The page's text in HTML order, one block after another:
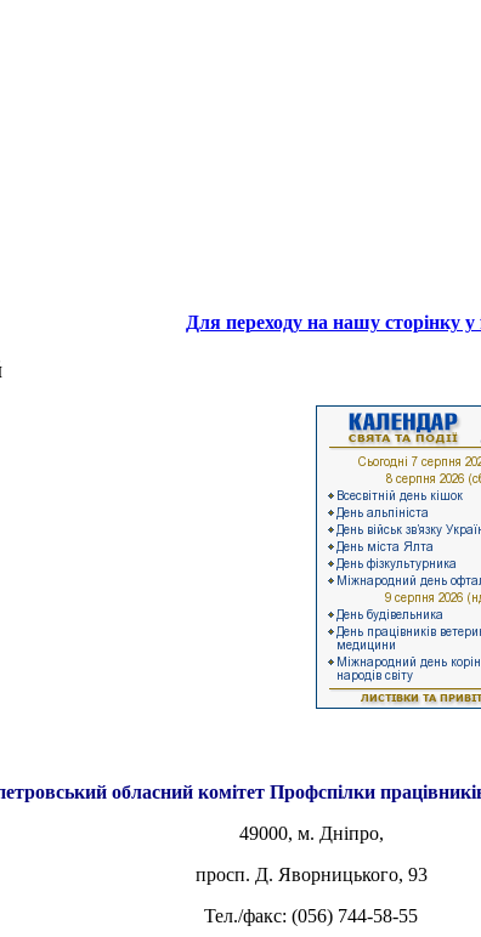
Для переходу на нашу сторінку
обласний комітет Профспілки
49000, м. Дніпро,
просп. Д. Яворницького, 93
Тел./факс: (056) 744-58-55